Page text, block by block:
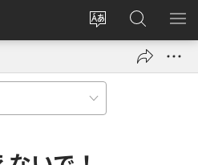
サ
ト
の
言
ロ
グ
ン
し
タ
JW.ORG
の
検
メ
を